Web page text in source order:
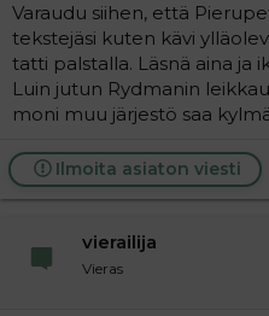
Varaudu siihen, että
tekstejäsi kuten kävi
tatti palstalla. Läsnä aina ja
Luin jutun Rydmanin
moni muu järjestö saa
Ilmoita asiaton viesti
vierailija
Vieras